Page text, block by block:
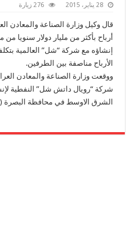
28 يناير، 2015 276 زيارة
قال وكيل وزارة الصناعة والمعادن
أرباح بأكثر من مليار دولار سنويا
الأرباح مناصفة بين الطرفين.
ووقعت وزارة الصناعة والمعادن
شركة “رويال داتش شل” النفطية
الشرق الاوسط في محافظة البصرة